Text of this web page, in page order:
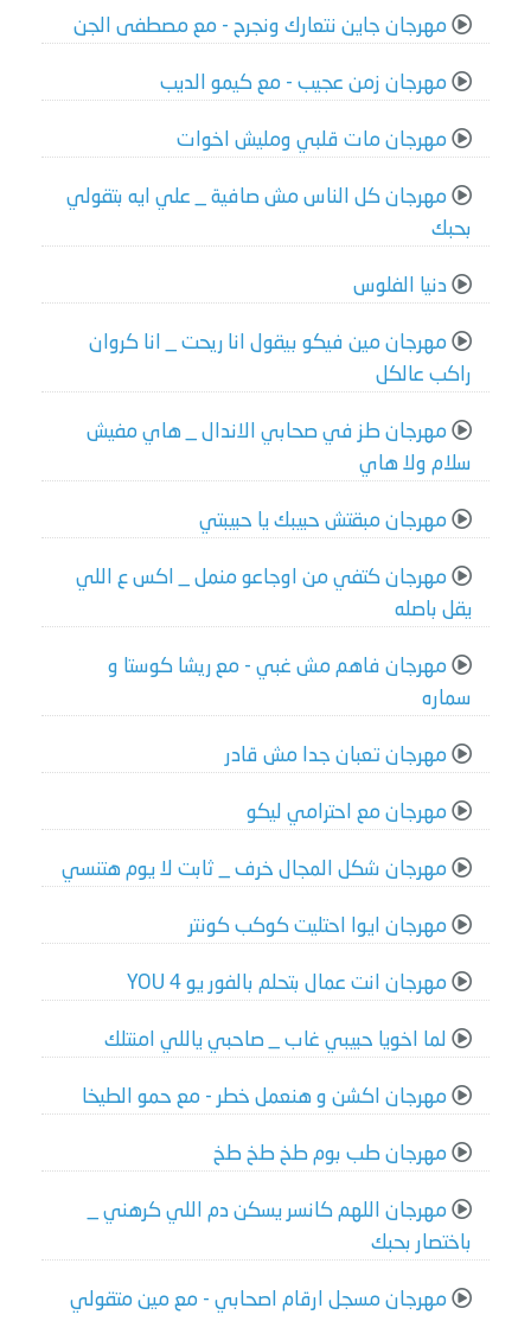
مهرجان جاين نتعارك ونجرح - مع مصطفى الجن
مهرجان زمن عجيب - مع كيمو الديب
مهرجان مات قلبي ومليش اخوات
مهرجان كل الناس مش صافية _ علي ايه بتقولي
بحبك
دنيا الفلوس
مهرجان مين فيكو بيقول انا ريحت _ انا كروان
راكب عالكل
مهرجان طز في صحابي الاندال _ هاي مفيش
سلام ولا هاي
مهرجان مبقتش حبيبك يا حبيبتي
مهرجان كتفي من اوجاعو منمل _ اكس ع اللي
يقل باصله
مهرجان فاهم مش غبي - مع ريشا كوستا و
سماره
مهرجان تعبان جدا مش قادر
مهرجان مع احترامي ليكو
مهرجان شكل المجال خرف _ ثابت لا يوم هتنسي
مهرجان ايوا احتليت كوكب كونتر
مهرجان انت عمال بتحلم بالفور يو 4 YOU
لما اخويا حبيبي غاب _ صاحبي ياللي امنتلك
مهرجان اكشن و هنعمل خطر - مع حمو الطيخا
مهرجان طب بوم طخ طخ طخ
مهرجان اللهم كانسر يسكن دم اللي كرهني _
باختصار بحبك
مهرجان مسجل ارقام اصحابي - مع مين متقولي